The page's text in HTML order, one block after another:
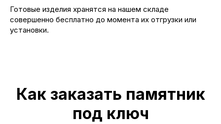
Готовые изделия хранятся на нашем складе
совершенно бесплатно до момента их отгрузки или
установки.
Как заказать памятник
под ключ
КОНТАКТЫ
Телефоны:
Красноярск, ул. 4-я Шинная
Дивногорск, ул. Заводская, 1д/1